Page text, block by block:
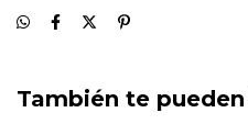
También te